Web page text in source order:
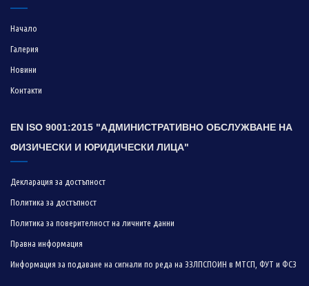
Начало
Галерия
Новини
Контакти
EN ISO 9001:2015 "АДМИНИСТРАТИВНО ОБСЛУЖВАНЕ НА
ФИЗИЧЕСКИ И ЮРИДИЧЕСКИ ЛИЦА"
Декларация за достъпност
Политика за достъпност
Политика за поверителност на личните данни
Правна информация
Информация за подаване на сигнали по реда на ЗЗЛПСПОИН в МТСП, ФУТ и ФСЗ